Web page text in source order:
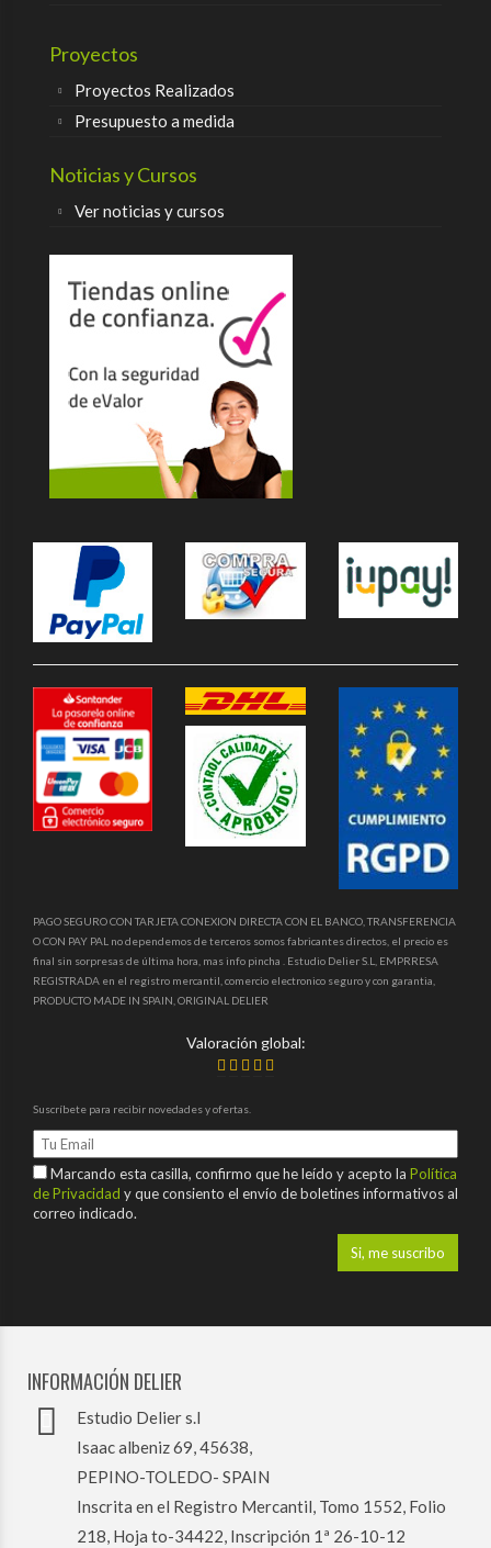
Proyectos
Proyectos Realizados
Presupuesto a medida
Noticias y Cursos
Ver noticias y cursos
PAGO SEGURO CON TARJETA CONEXION DIRECTA CON EL BANCO, TRANSFERENCIA
O CON PAY PAL no dependemos de terceros somos fabricantes directos, el precio es
final sin sorpresas de última hora, mas info pincha . Estudio Delier S.L, EMPRRESA
REGISTRADA en el registro mercantil, comercio electronico seguro y con garantia,
PRODUCTO MADE IN SPAIN, ORIGINAL DELIER
Valoración global:
Suscríbete para recibir novedades y ofertas.
Marcando esta casilla, confirmo que he leído y acepto la Política
de Privacidad y que consiento el envío de boletines informativos al
correo indicado.
INFORMACIÓN DELIER
Estudio Delier s.l
Isaac albeniz 69, 45638,
PEPINO-TOLEDO- SPAIN
Inscrita en el Registro Mercantil, Tomo 1552, Folio
218, Hoja to-34422, Inscripción 1ª 26-10-12